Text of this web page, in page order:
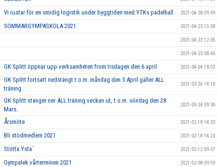
Vi rustar för en smidig logistik under byggtiden med YTKs padelhall 2021-04-28 09:09
SOMMARGYMPASKOLA 2021 2021-04-23 15:08
2021-04-23 12:05
2021-04-23 08:45
GK Splitt öppnar upp verksamheten from tisdagen den 6 april 2021-04-04 18:03
GK Splitt fortsatt nedstängt t.o.m. måndag den 5 April gäller ALL
träning.
2021-03-26 14:10
GK Splitt stänger ner ALL träning veckan ut, t.o.m. söndag den 28
Mars.
2021-03-24 09:30
Årsmöte 2021-02-18 14:33
Bli stödmedlem 2021 2021-02-18 14:23
Stötta Ysta´ 2021-02-12 09:07
Gympalek vårterminen 2021 2021-02-08 09:59